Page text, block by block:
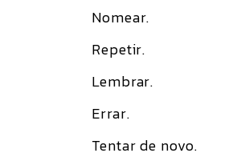
Nomear.
Repetir.
Lembrar.
Errar.
Tentar de novo.